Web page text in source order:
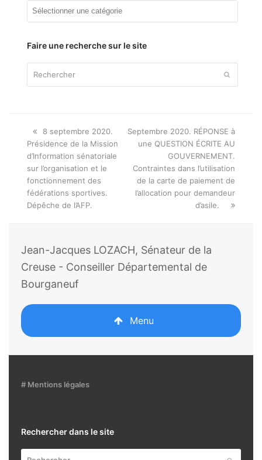
Articles
Faire une recherche sur le site
Onglet
précédent:
8 septembre 2020.
Présidence de la Mission
d’Information sénatoriale
sur l’organisation et le
fonctionnement des
fédérations sportives.
Dépêche de l’AFP.
next
post:
Septembre 2020. RÉPONSE à
une QUESTION ÉCRITE AU
GOUVERNEMENT.
Contraintes dans l’utilisation
de la carte de paiement de
l’allocation pour demandeur
d’asile.
Jean-Jacques LOZACH, Sénateur de la
Creuse - Conseiller Départemental de
Bourganeuf
Menu
# Mentions légales
Rechercher dans le site